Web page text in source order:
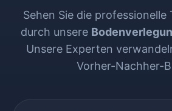
Sehen Sie die
durch unsere
Unsere Experten
Vorher-Nachher-